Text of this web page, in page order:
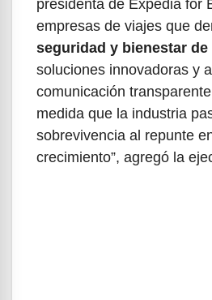
presidenta de Expedia for
empresas de viajes que
seguridad y bienestar
soluciones innovadoras y
comunicación
medida que la industria
sobrevivencia al repunte
crecimiento”, agregó la